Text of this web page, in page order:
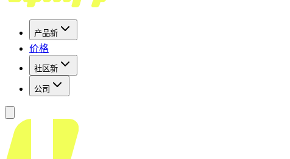
产品新
价格
社区新
公司